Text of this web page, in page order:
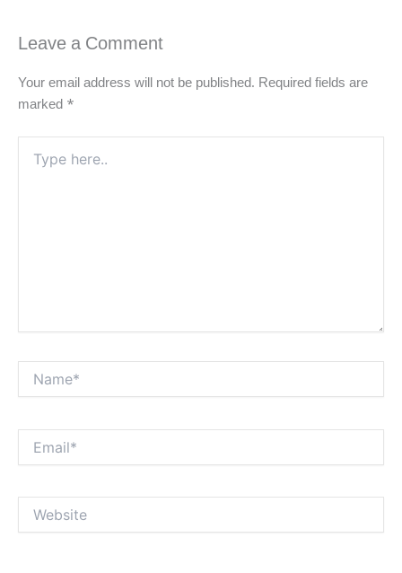
Leave a Comment
Your email address will not be published. Required fields are
marked *
here..